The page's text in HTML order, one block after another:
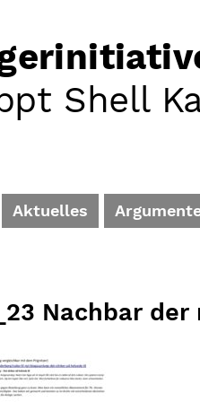
Shell
Aktuelles
Nachbar